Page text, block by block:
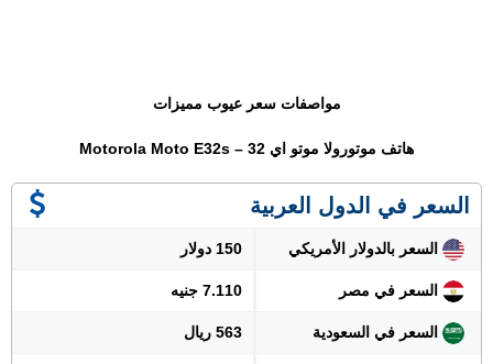
مواصفات سعر عيوب مميزات
هاتف موتورولا موتو اي 32 – Motorola Moto E32s
السعر في الدول العربية
السعر بالدولار الأمريكي 150 دولار
السعر في مصر 7.110 جنيه
السعر في السعودية 563 ريال